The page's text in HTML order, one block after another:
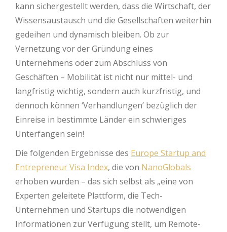
kann sichergestellt werden, dass die Wirtschaft, der
Wissensaustausch und die Gesellschaften weiterhin
gedeihen und dynamisch bleiben. Ob zur
Vernetzung vor der Gründung eines
Unternehmens oder zum Abschluss von
Geschäften – Mobilität ist nicht nur mittel- und
langfristig wichtig, sondern auch kurzfristig, und
dennoch können ‘Verhandlungen’ bezüglich der
Einreise in bestimmte Länder ein schwieriges
Unterfangen sein!
Die folgenden Ergebnisse des Europe Startup and
Entrepreneur Visa Index, die von NanoGlobals
erhoben wurden – das sich selbst als „eine von
Experten geleitete Plattform, die Tech-
Unternehmen und Startups die notwendigen
Informationen zur Verfügung stellt, um Remote-